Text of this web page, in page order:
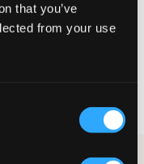
that you’ve
from your use
de la marque est